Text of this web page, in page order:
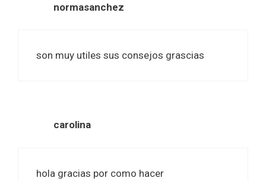
normasanchez
son muy utiles sus consejos grascias
carolina
hola gracias por como hacer